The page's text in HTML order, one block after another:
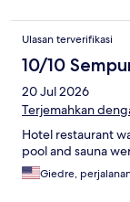
Ulasan terverifikasi
10/10
20 Jul 2026
Terjemahkan
Hotel restaurant
pool and sauna
Giedre,